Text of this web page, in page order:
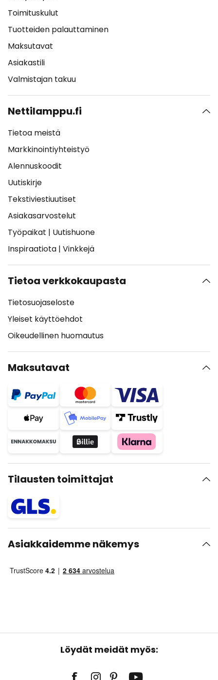
Toimituskulut
Tuotteiden palauttaminen
Maksutavat
Asiakastili
Valmistajan takuu
Nettilamppu.fi
Tietoa meistä
Markkinointiyhteistyö
Alennuskoodit
Uutiskirje
Tekstiviestiuutiset
Asiakasarvostelut
Työpaikat | Uutishuone
Inspiraatiota | Vinkkejä
Tietoa verkkokaupasta
Tietosuojaseloste
Yleiset käyttöehdot
Oikeudellinen huomautus
Maksutavat
Tilausten toimittajat
Asiakkaidemme näkemys
Löydät meidät myös: